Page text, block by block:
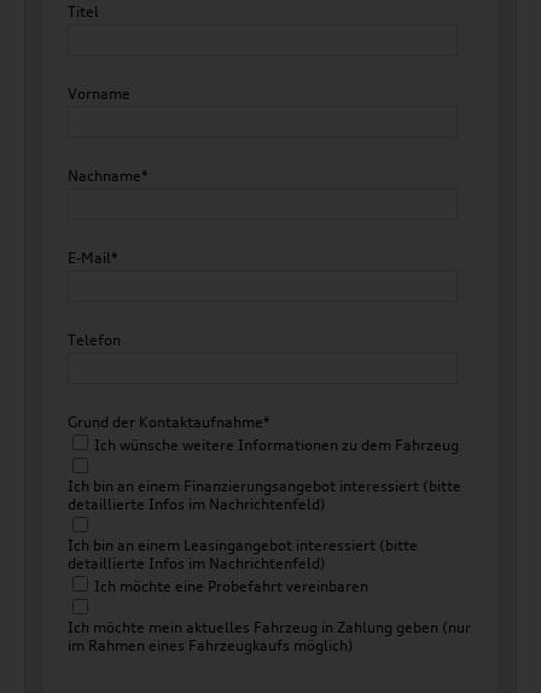
Titel
Vorname
Nachname*
E-Mail*
Telefon
Grund der Kontaktaufnahme*
Ich wünsche weitere Informationen zu dem Fahrzeug
Ich bin an einem Finanzierungsangebot interessiert (bitte
detaillierte Infos im Nachrichtenfeld)
Ich bin an einem Leasingangebot interessiert (bitte
detaillierte Infos im Nachrichtenfeld)
Ich möchte eine Probefahrt vereinbaren
Ich möchte mein aktuelles Fahrzeug in Zahlung geben (nur
im Rahmen eines Fahrzeugkaufs möglich)